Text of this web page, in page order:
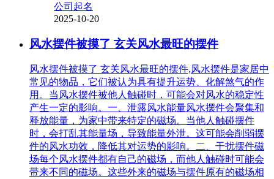
公司起名
2025-10-20
风水摆件被摸了 玄关风水最旺的摆件
风水摆件被摸了 玄关风水最旺的摆件,风水摆件是家居中
常见的物品，它们被认为具有提升运势、化解煞气的作
用。当风水摆件被他人触碰时，可能会对风水的稳定性
产生一定的影响。一、泄露风水能量风水摆件会聚集和
释放能量，为家中带来特定的磁场。当他人触碰摆件
时，会打乱其能量场，导致能量外泄。这可能会削弱摆
件的风水功效，降低其对运势的影响。二、干扰摆件磁
场每个风水摆件都有自己的磁场，而他人触碰时可能会
带来不同的磁场。这些外来的磁场与摆件原有的磁场相